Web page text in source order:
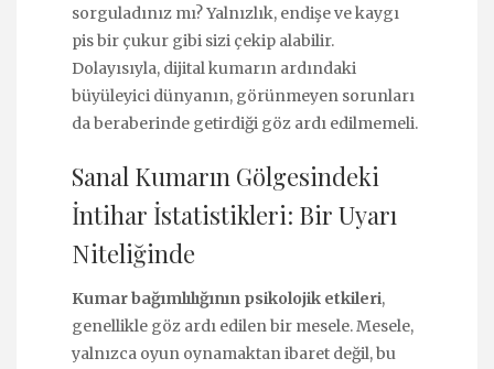
sorguladınız mı? Yalnızlık, endişe ve kaygı
pis bir çukur gibi sizi çekip alabilir.
Dolayısıyla, dijital kumarın ardındaki
büyüleyici dünyanın, görünmeyen sorunları
da beraberinde getirdiği göz ardı edilmemeli.
Sanal Kumarın Gölgesindeki
İntihar İstatistikleri: Bir Uyarı
Niteliğinde
Kumar bağımlılığının psikolojik etkileri,
genellikle göz ardı edilen bir mesele. Mesele,
yalnızca oyun oynamaktan ibaret değil, bu